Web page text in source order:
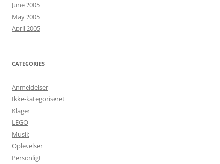
June 2005
May 2005
April 2005
CATEGORIES
Anmeldelser
Ikke-kategoriseret
Klager
LEGO
Musik
Oplevelser
Personligt